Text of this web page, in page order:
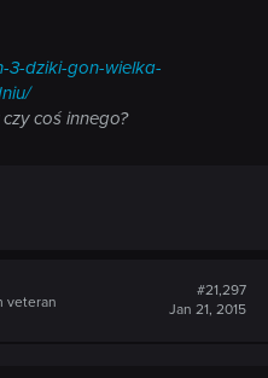
3-dziki-gon-wielka-
coś innego?
veteran
#21,297
Jan 21, 2015